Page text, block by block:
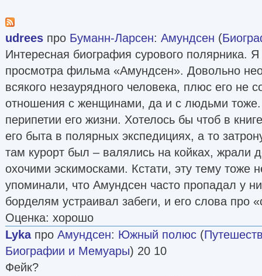
udrees про Буманн-Ларсен: Амундсен (
Интересная биография сурового полярника.
просмотра фильма «Амундсен». Довольно
всякого незаурядного человека, плюс его не
отношения с женщинами, да и с людьми тоже.
перипетии его жизни. Хотелось бы чтоб в
его быта в полярных экспедициях, а то
там курорт был – валялись на койках, жрали
охочими эскимосками. Кстати, эту тему тоже
упоминали, что Амундсен часто пропадал у
борделям устраивал забеги, и его слова про
Оценка: хорошо
Lykaпро Амундсен: Южный полюс (
Биографии и Мемуары) 20 10
Фейк?